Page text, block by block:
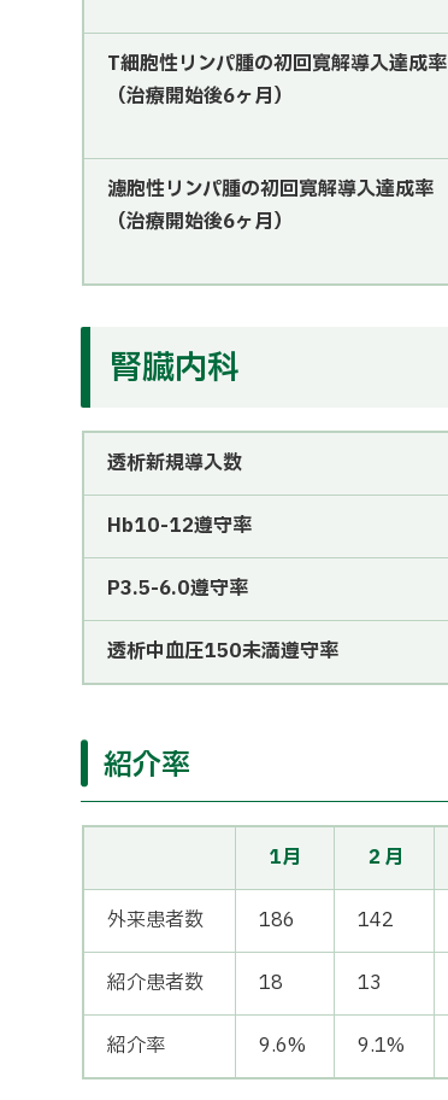
T細胞性リンパ腫の初回寛解導入達成率
（治療開始後6ヶ月）
濾胞性リンパ腫の初回寛解導入達成率
（治療開始後6ヶ月）
腎臓内科
透析新規導入数
Hb10-12遵守率
P3.5-6.0遵守率
透析中血圧150未満遵守率
紹介率
1月 ２月
外来患者数 186 142
紹介患者数 18 13
紹介率 9.6% 9.1%